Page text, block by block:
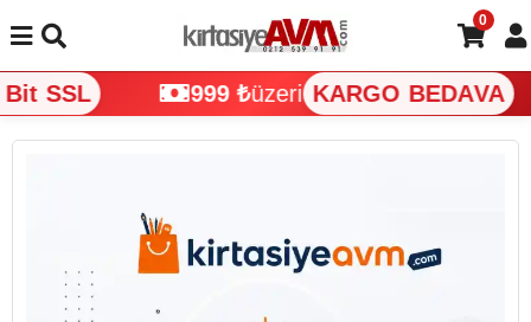
SSL 999 ₺ üzeri KARGO BEDAVA
0